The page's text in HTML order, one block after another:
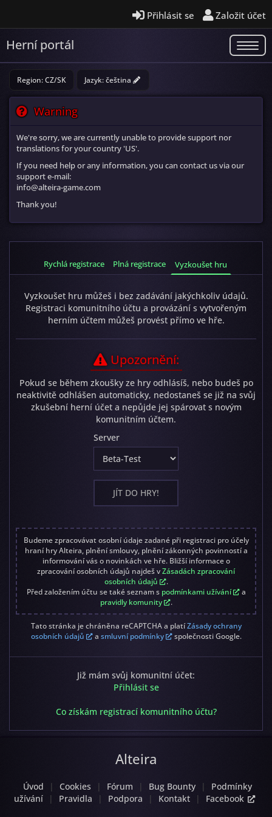
Přihlásit se Založit účet
Herní portál
Region: CZ/SK Jazyk:čeština
Warning
We're sorry, we are currently unable to provide support nor
translations for your country 'US'.
If you need help or any information, you can contact us via our
support e-mail:
info@alteira-game.com
Thank you!
Rychlá registrace Plná registrace Vyzkoušet hru
Vyzkoušet hru můžeš i bez zadávání jakýchkoliv údajů.
Registraci komunitního účtu a provázání s vytvořeným
herním účtem můžeš provést přímo ve hře.
Upozornění:
Pokud se během zkoušky ze hry odhlásíš, nebo budeš po
neaktivitě odhlášen automaticky, nedostaneš se již na svůj
zkušební herní účet a nepůjde jej spárovat s novým
komunitním účtem.
Server
JÍT DO HRY!
Budeme zpracovávat osobní údaje zadané při registraci pro účely
hraní hry Alteira, plnění smlouvy, plnění zákonných povinností a
informování vás o novinkách ve hře. Bližší informace o
zpracování osobních údajů najdeš vZásadách zpracování
osobních údajů
.
Před založením účtu se také seznam s podmínkami užívání
a
pravidly komunity
.
Tato stránka je chráněna reCAPTCHA a platíZásady ochrany
osobních údajů
a smluvní podmínky společnosti Google.
Již mám svůj komunitní účet:
Přihlásit se
Co získám registrací komunitního účtu?
Alteira
Úvod | Cookies | Fórum | Bug Bounty |
Podmínky
užívání
| Pravidla | Podpora | Kontakt | Facebook